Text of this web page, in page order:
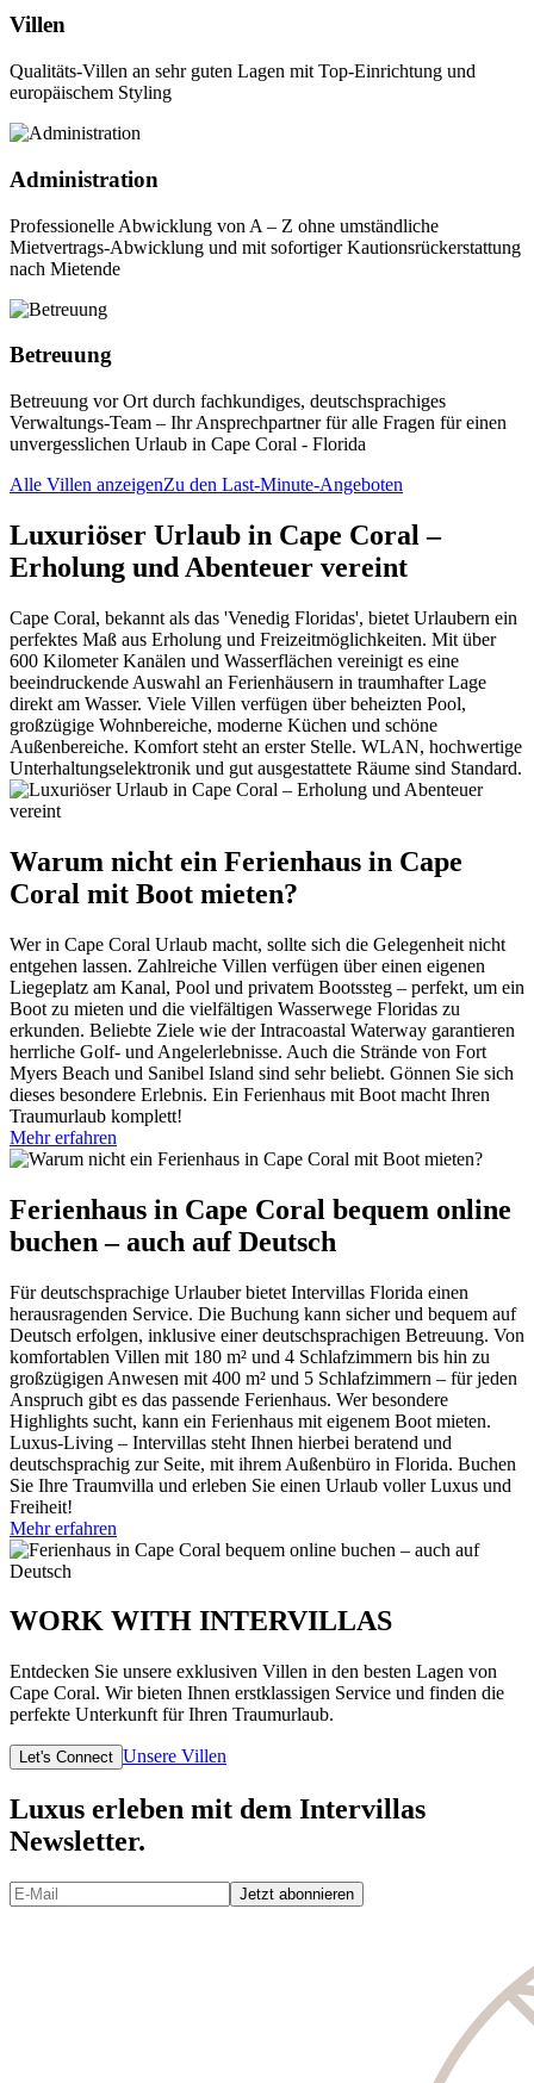
Villen
Qualitäts-Villen an sehr guten Lagen mit Top-Einrichtung und
europäischem Styling
Administration
Professionelle Abwicklung von A – Z ohne umständliche
Mietvertrags-Abwicklung und mit sofortiger Kautionsrückerstattung
nach Mietende
Betreuung
Betreuung vor Ort durch fachkundiges, deutschsprachiges
Verwaltungs-Team – Ihr Ansprechpartner für alle Fragen für einen
unvergesslichen Urlaub in Cape Coral - Florida
Alle Villen anzeigenZu den Last-Minute-Angeboten
Luxuriöser Urlaub in Cape Coral –
Erholung und Abenteuer vereint
Cape Coral, bekannt als das 'Venedig Floridas', bietet Urlaubern ein
perfektes Maß aus Erholung und Freizeitmöglichkeiten. Mit über
600 Kilometer Kanälen und Wasserflächen vereinigt es eine
beeindruckende Auswahl an Ferienhäusern in traumhafter Lage
direkt am Wasser. Viele Villen verfügen über beheizten Pool,
großzügige Wohnbereiche, moderne Küchen und schöne
Außenbereiche. Komfort steht an erster Stelle. WLAN, hochwertige
Unterhaltungselektronik und gut ausgestattete Räume sind Standard.
Warum nicht ein Ferienhaus in Cape
Coral mit Boot mieten?
Wer in Cape Coral Urlaub macht, sollte sich die Gelegenheit nicht
entgehen lassen. Zahlreiche Villen verfügen über einen eigenen
Liegeplatz am Kanal, Pool und privatem Bootssteg – perfekt, um ein
Boot zu mieten und die vielfältigen Wasserwege Floridas zu
erkunden. Beliebte Ziele wie der Intracoastal Waterway garantieren
herrliche Golf- und Angelerlebnisse. Auch die Strände von Fort
Myers Beach und Sanibel Island sind sehr beliebt. Gönnen Sie sich
dieses besondere Erlebnis. Ein Ferienhaus mit Boot macht Ihren
Traumurlaub komplett!
Mehr erfahren
Ferienhaus in Cape Coral bequem online
buchen – auch auf Deutsch
Für deutschsprachige Urlauber bietet Intervillas Florida einen
herausragenden Service. Die Buchung kann sicher und bequem auf
Deutsch erfolgen, inklusive einer deutschsprachigen Betreuung. Von
komfortablen Villen mit 180 m² und 4 Schlafzimmern bis hin zu
großzügigen Anwesen mit 400 m² und 5 Schlafzimmern – für jeden
Anspruch gibt es das passende Ferienhaus. Wer besondere
Highlights sucht, kann ein Ferienhaus mit eigenem Boot mieten.
Luxus-Living – Intervillas steht Ihnen hierbei beratend und
deutschsprachig zur Seite, mit ihrem Außenbüro in Florida. Buchen
Sie Ihre Traumvilla und erleben Sie einen Urlaub voller Luxus und
Freiheit!
Mehr erfahren
WORK WITH INTERVILLAS
Entdecken Sie unsere exklusiven Villen in den besten Lagen von
Cape Coral. Wir bieten Ihnen erstklassigen Service und finden die
perfekte Unterkunft für Ihren Traumurlaub.
Let's Connect Unsere Villen
Luxus erleben mit dem Intervillas
Newsletter.
Jetzt abonnieren